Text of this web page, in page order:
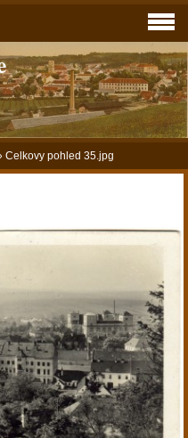
Celkovy pohled 35.jpg